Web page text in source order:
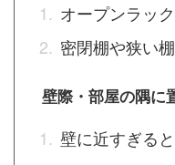
オープンラッ
密閉棚や狭い
壁際・部屋の隅に
壁に近すぎる